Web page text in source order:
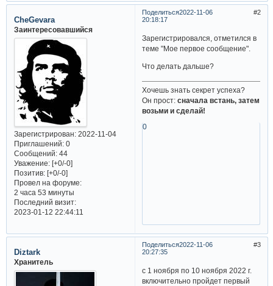
Поделиться 2
2022-11-06
20:18:17
CheGevara
Заинтересовавшийся
Зарегистрирован: 2022-11-04
Приглашений:0
Сообщений:44
Уважение: [+0/-0]
Позитив: [+0/-0]
Провел на форуме:
2 часа 53 минуты
Последний визит:
2023-01-12 22:44:11
Зарегистрировался, отметился в
теме "Мое первое сообщение".
Что делать дальше?
Хочешь знать секрет успеха?
Он прост: сначала встань, затем
возьми и сделай!
0
Поделиться 3
2022-11-06
20:27:35
Diztark
Хранитель
с 1 ноября по 10 ноября 2022 г.
включительно пройдет первый